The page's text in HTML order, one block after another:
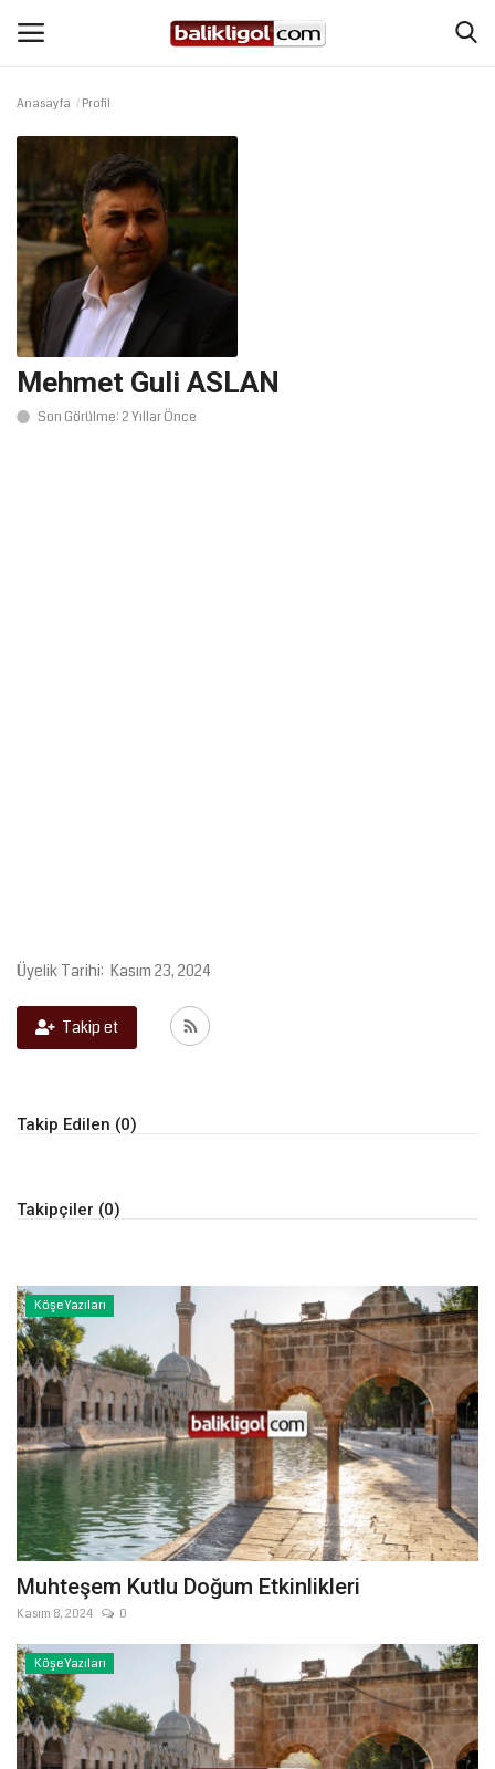
Anasayfa
Köşe Yazıları
Magazin
Şanlıurfa
Eğitim
İletişim
Kültür Sanat
Anasayfa Profil
Mehmet Guli ASLAN
Son Görülme: 2 Yıllar Önce
Üyelik Tarihi: Kasım 23, 2024
Takip et
Takip Edilen (0)
Takipçiler (0)
Köşe Yazıları
Muhteşem Kutlu Doğum Etkinlikleri
Kasım 8, 2024 0
Köşe Yazıları